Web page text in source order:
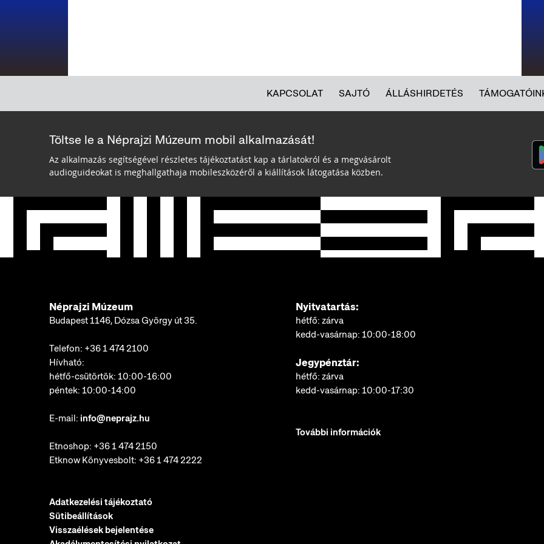
KAPCSOLAT SAJTÓ ÁLLÁSHIRDETÉS
Töltse le a Néprajzi Múzeum mobil alkalmazását!
Az alkalmazás segítségével részletes tájékoztatást kap a tárlatokról és a megvásárolt
audioguideokat is meghallgathaja mobileszközéről a kiállítások látogatása közben.
Néprajzi Múzeum
Budapest 1146, Dózsa György út 35.
Telefon: +36 1 474 2100
Hívható:
hétfő-csütörtök: 10:00-16:00
péntek: 10:00-14:00
E-mail: info@neprajz.hu
Etnoshop: +36 1 474 2150
Etknow Könyvesbolt: +36 1 474 2222
Adatkezelési tájékoztató
Sütibeállítások
Visszaélések bejelentése
Nyitvatartás:
hétfő: zárva
kedd-vasárnap: 10:00-18:00
Jegypénztár:
hétfő: zárva
kedd-vasárnap: 10:00-17:30
További információk